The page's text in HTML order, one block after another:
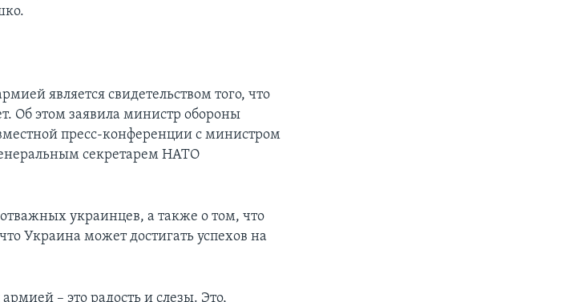
является свидетельством того, что
Об этом заявила министр обороны
пресс-конференции с министром
секретарем НАТО
украинцев, а также о том, что
Украина может достигать успехов на
– это радость и слезы. Это,